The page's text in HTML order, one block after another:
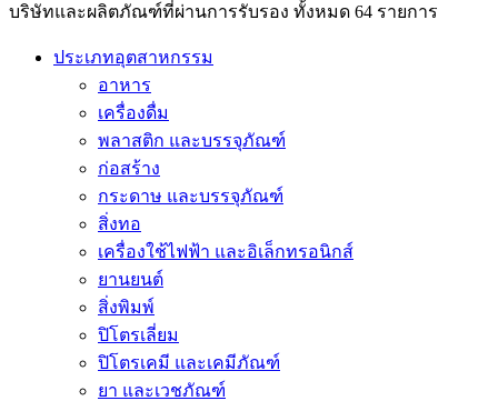
บริษัทและผลิตภัณฑ์ที่ผ่านการรับรอง ทั้งหมด 64 รายการ
ประเภทอุตสาหกรรม
อาหาร
เครื่องดื่ม
พลาสติก และบรรจุภัณฑ์
ก่อสร้าง
กระดาษ และบรรจุภัณฑ์
สิ่งทอ
เครื่องใช้ไฟฟ้า และอิเล็กทรอนิกส์
ยานยนต์
สิ่งพิมพ์
ปิโตรเลี่ยม
ปิโตรเคมี และเคมีภัณฑ์
ยา และเวชภัณฑ์